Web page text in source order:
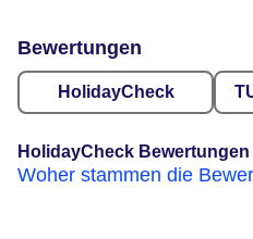
Bewertungen
HolidayCheck
HolidayCheck Bewertungen
Woher stammen die